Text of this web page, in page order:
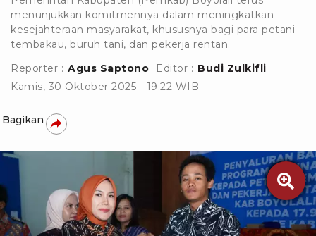
menunjukkan komitmennya dalam meningkatkan
kesejahteraan masyarakat, khususnya bagi para petani
tembakau, buruh tani, dan pekerja rentan.
Reporter : Agus Saptono Editor : Budi Zulkifli
Kamis, 30 Oktober 2025 - 19:22 WIB
Bagikan
